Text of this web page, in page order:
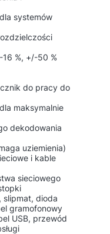
systemów
%, +/-50 %
do pracy do
maksymalnie
dekodowania
uziemienia)
i kable
sieciowego
slipmat, dioda
gramofonowy
USB, przewód